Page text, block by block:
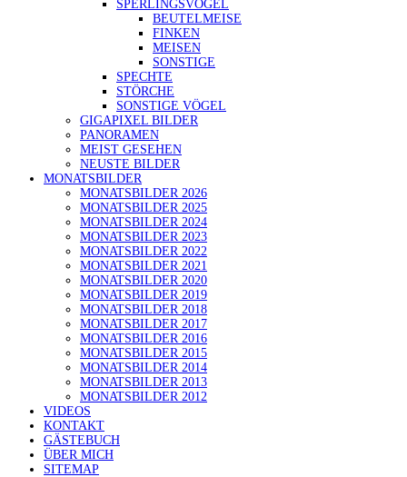
SPERLINGSVÖGEL
BEUTELMEISE
FINKEN
MEISEN
SONSTIGE
SPECHTE
STÖRCHE
SONSTIGE VÖGEL
GIGAPIXEL BILDER
PANORAMEN
MEIST GESEHEN
NEUSTE BILDER
MONATSBILDER
MONATSBILDER 2026
MONATSBILDER 2025
MONATSBILDER 2024
MONATSBILDER 2023
MONATSBILDER 2022
MONATSBILDER 2021
MONATSBILDER 2020
MONATSBILDER 2019
MONATSBILDER 2018
MONATSBILDER 2017
MONATSBILDER 2016
MONATSBILDER 2015
MONATSBILDER 2014
MONATSBILDER 2013
MONATSBILDER 2012
VIDEOS
KONTAKT
GÄSTEBUCH
ÜBER MICH
SITEMAP